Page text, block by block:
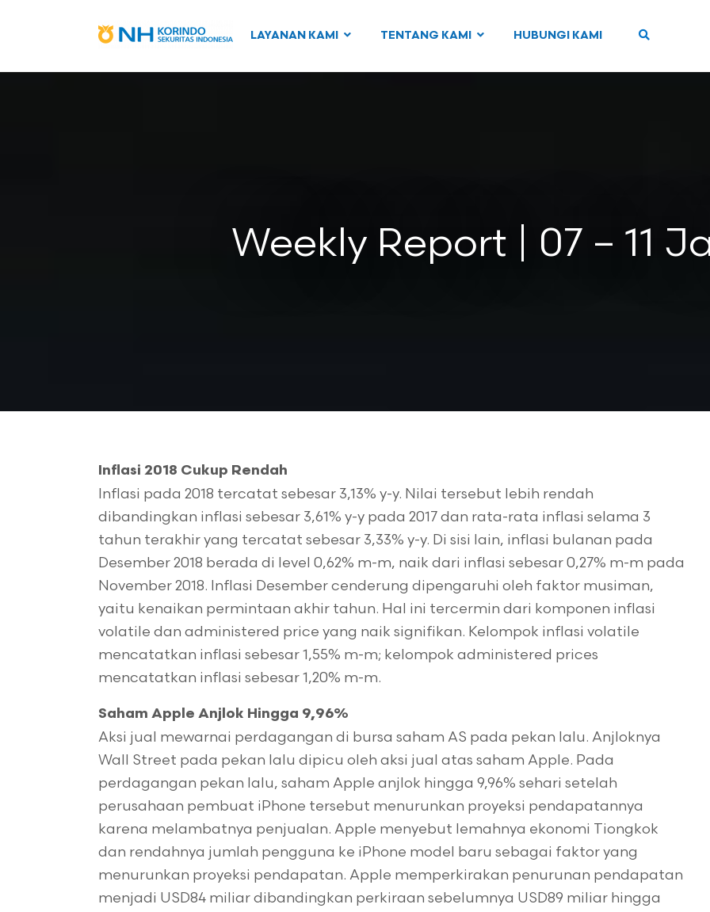
LAYANAN KAMI TENTANG KAMI HUBUNGI KAMI
Weekly Report | 07 – 11
Inflasi 2018 Cukup Rendah
Inflasi pada 2018 tercatat sebesar 3,13% y-y. Nilai tersebut lebih rendah
dibandingkan inflasi sebesar 3,61% y-y pada 2017 dan rata-rata inflasi selama 3
tahun terakhir yang tercatat sebesar 3,33% y-y. Di sisi lain, inflasi bulanan pada
Desember 2018 berada di level 0,62% m-m, naik dari inflasi sebesar 0,27% m-m pada
November 2018. Inflasi Desember cenderung dipengaruhi oleh faktor musiman,
yaitu kenaikan permintaan akhir tahun. Hal ini tercermin dari komponen inflasi
volatile dan administered price yang naik signifikan. Kelompok inflasi volatile
mencatatkan inflasi sebesar 1,55% m-m; kelompok administered prices
mencatatkan inflasi sebesar 1,20% m-m.
Saham Apple Anjlok Hingga 9,96%
Aksi jual mewarnai perdagangan di bursa saham AS pada pekan lalu. Anjloknya
Wall Street pada pekan lalu dipicu oleh aksi jual atas saham Apple. Pada
perdagangan pekan lalu, saham Apple anjlok hingga 9,96% sehari setelah
perusahaan pembuat iPhone tersebut menurunkan proyeksi pendapatannya
karena melambatnya penjualan. Apple menyebut lemahnya ekonomi Tiongkok
dan rendahnya jumlah pengguna ke iPhone model baru sebagai faktor yang
menurunkan proyeksi pendapatan. Apple memperkirakan penurunan pendapatan
menjadi USD84 miliar dibandingkan perkiraan sebelumnya USD89 miliar hingga